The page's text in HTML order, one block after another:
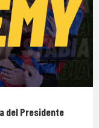
del Presidente